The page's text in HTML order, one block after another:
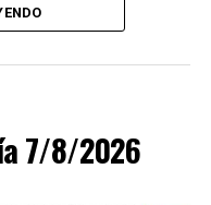
de Moreno al
y niños y fieles se
espigas y distintas
sociales
7/8/2026